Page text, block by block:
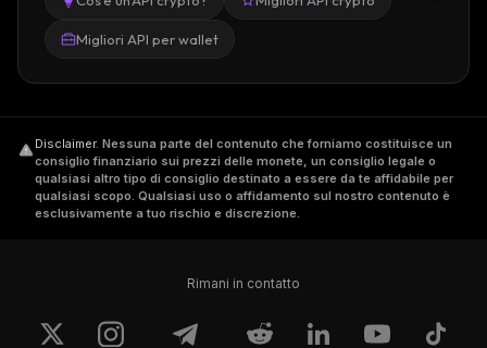
Migliori API per wallet
Disclaimer. Nessuna parte del contenuto che forniamo costituisce un
consiglio finanziario sui prezzi delle monete, un consiglio legale o
qualsiasi altro tipo di consiglio destinato a essere da te affidabile per
qualsiasi scopo. Qualsiasi uso o affidamento sul nostro contenuto è
esclusivamente a tuo rischio e discrezione.
Rimani in contatto